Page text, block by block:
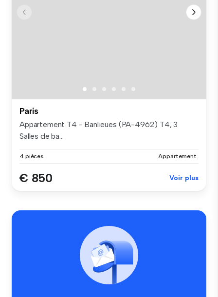
Paris
Appartement T4 - Banlieues (PA-4962) T4, 3
Salles de ba...
4 pièces Appartement
€ 850 Voir plus